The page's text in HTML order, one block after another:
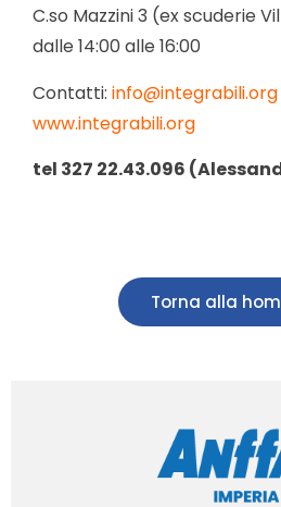
C.so Mazzini 3 (ex scuderie
dalle 14:00 alle 16:00
Contatti: info@integrabili.org
www.integrabili.org
tel 327 22.43.096
Torna alla